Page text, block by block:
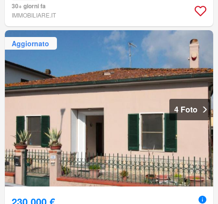
30+ giorni fa
IMMOBILIARE.IT
Aggiornato
4 Foto